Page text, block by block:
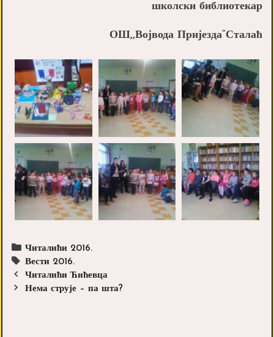
школски библиотекар
ОШ,,Војвода Пријезда“Сталаћ
Categories
Читалићи 2016.
Tags
Вести 2016.
Post
navigation
Читалићи Ћићевца
Нема струје – па шта?